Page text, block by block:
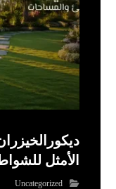
الأمثل
Uncategorized